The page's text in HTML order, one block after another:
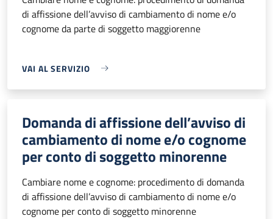
di affissione dell’avviso di cambiamento di nome e/o
cognome da parte di soggetto maggiorenne
VAI AL SERVIZIO
Domanda di affissione dell’avviso di
cambiamento di nome e/o cognome
per conto di soggetto minorenne
Cambiare nome e cognome: procedimento di domanda
di affissione dell’avviso di cambiamento di nome e/o
cognome per conto di soggetto minorenne